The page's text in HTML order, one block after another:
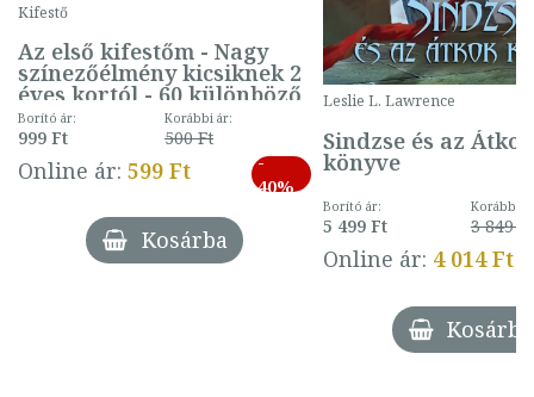
Kifestő
Az első kifestőm - Nagy
színezőélmény kicsiknek 2
éves kortól - 60 különböző
mintával (gombás)
Borító ár:
999 Ft
Korábbi ár:
500 Ft
Online ár: 599 Ft
-
40%
Kosárba
Leslie L. Lawrence
Sindzse és az Átkok
könyve
Borító ár:
5 499 Ft
Korábbi
3 849 Ft
Online ár: 4 014 Ft
Kosárba